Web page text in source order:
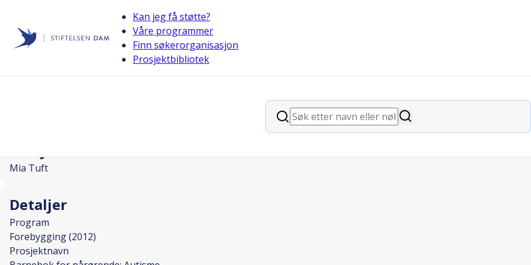
Kan jeg få støtte?
Våre programmer
Finn søkerorganisasjon
Prosjektbibliotek
Søk
Søk
Mia Tuft
Detaljer
Program
Forebygging (2012)
Prosjektnavn